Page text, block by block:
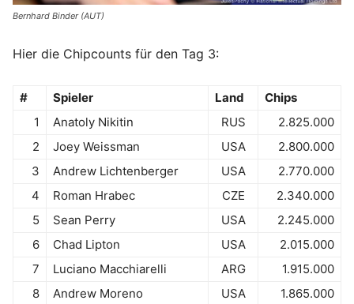
Bernhard Binder (AUT)
Hier die Chipcounts für den Tag 3:
# Spieler Land
Chips
1
Anatoly Nikitin RUS
2.825.000
2
Joey Weissman USA
2.800.000
3
Andrew Lichtenberger USA
2.770.000
4
Roman Hrabec CZE
2.340.000
5
Sean Perry USA
2.245.000
6
Chad Lipton USA
2.015.000
7
Luciano Macchiarelli ARG
1.915.000
8
Andrew Moreno USA
1.865.000